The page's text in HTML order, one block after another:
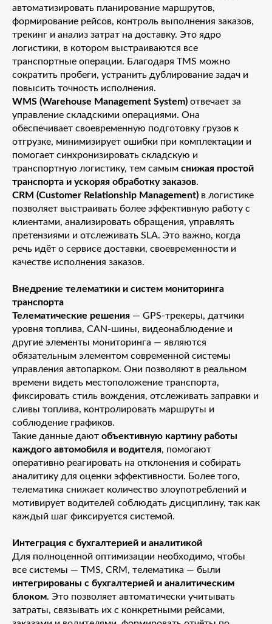
автоматизировать планирование маршрутов,
формирование рейсов, контроль выполнения заказов,
трекинг и анализ затрат на доставку. Это ядро
логистики, в котором выстраиваются все
транспортные операции. Благодаря TMS можно
сократить пробеги, устранить дублирование задач и
повысить точность исполнения.
WMS (Warehouse Management System) отвечает за
управление складскими операциями. Она
обеспечивает своевременную подготовку грузов к
отгрузке, минимизирует ошибки при комплектации и
помогает синхронизировать складскую и
транспортную логистику, тем самым снижая простой
транспорта и ускоряя обработку заказов.
CRM (Customer Relationship Management) в логистике
позволяет выстраивать более эффективную работу с
клиентами, анализировать обращения, управлять
претензиями и отслеживать SLA. Это важно, когда
речь идёт о сервисе доставки, своевременности и
качестве исполнения заказов.
Внедрение телематики и систем мониторинга
транспорта
Телематические решения — GPS-трекеры, датчики
уровня топлива, CAN-шины, видеонаблюдение и
другие элементы мониторинга — являются
обязательным элементом современной системы
управления автопарком. Они позволяют в реальном
времени видеть местоположение транспорта,
фиксировать стиль вождения, отслеживать заправки и
сливы топлива, контролировать маршруты и
соблюдение графиков.
Такие данные дают объективную картину работы
каждого автомобиля и водителя, помогают
оперативно реагировать на отклонения и собирать
аналитику для оценки эффективности. Более того,
телематика снижает количество злоупотреблений и
мотивирует водителей соблюдать дисциплину, так как
каждый шаг фиксируется системой.
Интеграция с бухгалтерией и аналитикой
Для полноценной оптимизации необходимо, чтобы
все системы — TMS, CRM, телематика — были
интегрированы с бухгалтерией и аналитическим
блоком. Это позволяет автоматически учитывать
затраты, связывать их с конкретными рейсами,